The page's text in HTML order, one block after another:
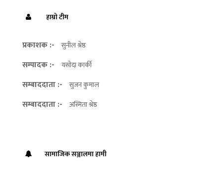
हाम्रो टीम
प्रकाशक :- सुनील श्रेष्ठ
सम्पादक :- यसोदा कार्की
सम्बाददाता :- सुजन कुमाल
सम्बाददाता :- अस्मिता श्रेष्ठ
सामाजिक सञ्जालमा हामी